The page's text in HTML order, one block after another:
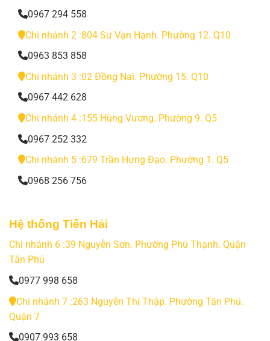
0967 294 558
Chi nhánh 2 :804 Sư Vạn Hạnh. Phường 12. Q10
0963 853 858
Chi nhánh 3 :02 Đồng Nai. Phường 15. Q10
0967 442 628
Chi nhánh 4 :155 Hùng Vương. Phường 9. Q5
0967 252 332
Chi nhánh 5 :679 Trần Hưng Đạo. Phường 1. Q5
0968 256 756
Hệ thống Tiến Hải
Chi nhánh 6 :39 Nguyễn Sơn. Phường Phú Thạnh. Quận
Tân Phú
0977 998 658
Chi nhánh 7 :263 Nguyễn Thị Thập. Phường Tân Phú.
Quận 7
0907 993 658